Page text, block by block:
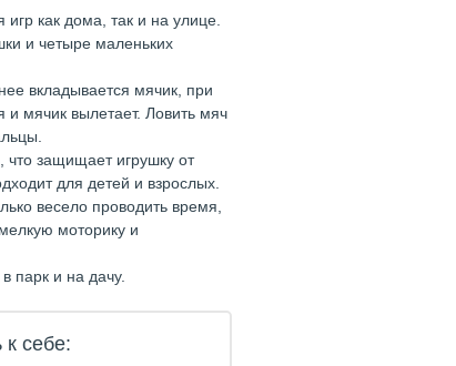
как дома, так и на улице.
и четыре маленьких
вкладывается мячик, при
и мячик вылетает. Ловить мяч
что защищает игрушку от
для детей и взрослых.
весело проводить время,
моторику и
парк и на дачу.
к себе: